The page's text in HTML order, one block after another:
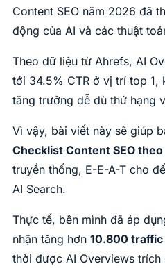
Content SEO năm 2026 đã
động của AI và các thuật
Theo dữ liệu từ Ahrefs, AI
tới 34.5% CTR ở vị trí top 1,
tăng trưởng dễ dù thứ hạng
Vì vậy, bài viết này sẽ giúp
Checklist Content SEO
truyền thống, E-E-A-T cho
AI Search.
Thực tế, bên mình đã áp
nhận tăng hơn 10.800 traffic
thời được AI Overviews trích